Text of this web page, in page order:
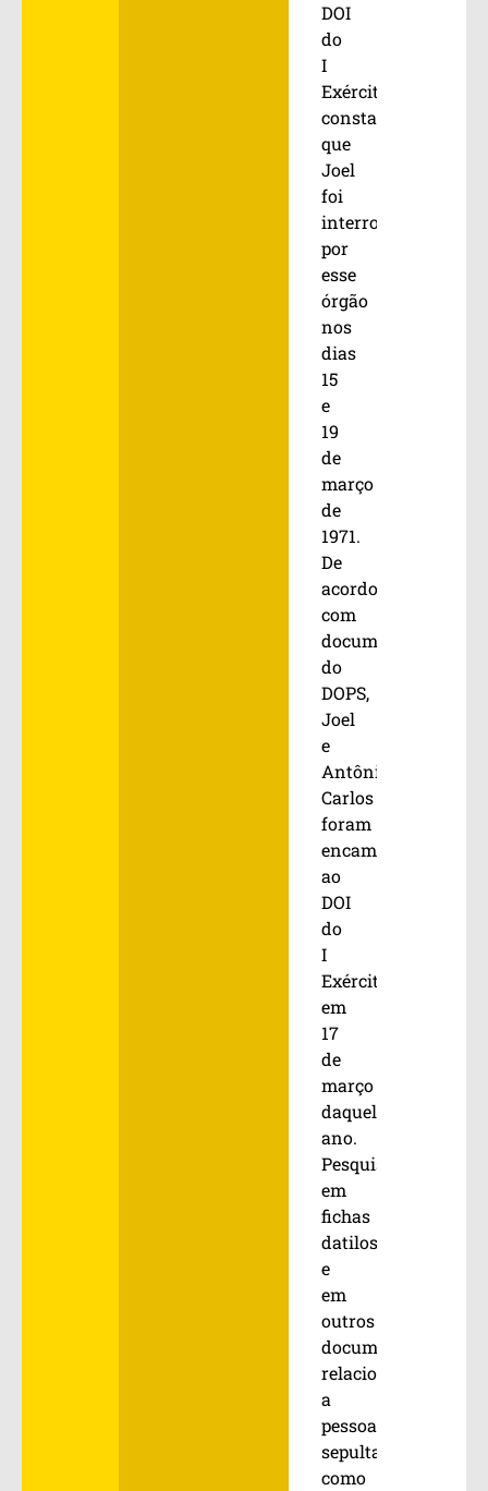
DOI
do
I
Exército/RJ,
consta
que
Joel
foi
interrogado
por
esse
órgão
nos
dias
15
e
19
de
março
de
1971.
De
acordo
com
documento
do
DOPS,
Joel
e
Antônio
Carlos
foram
encaminhados
ao
DOI
do
I
Exército
em
17
de
março
daquele
ano.
Pesquisas
em
fichas
datiloscópicas
e
em
outros
documentos
relacionados
a
pessoas
sepultadas
como